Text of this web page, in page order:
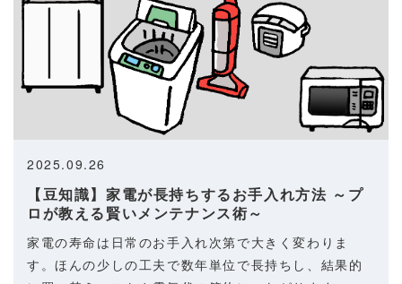
【豆知識】家電が長持ちするお手入れ方法 ～プ
ロが教える賢いメンテナンス術～
2025.09.26
家電の寿命は日常のお手入れ次第で大きく変わりま
す。ほんの少しの工夫で数年単位で長持ちし、結果的